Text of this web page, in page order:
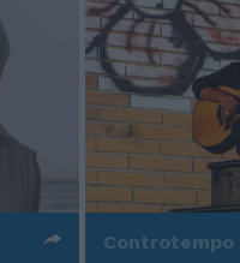
Controtempo